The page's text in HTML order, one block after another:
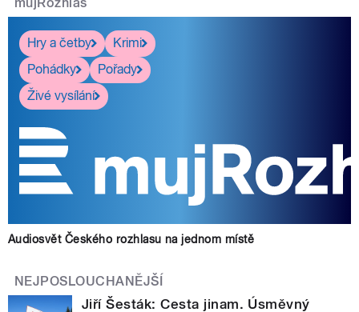
Hry a četby
Krimi
Pohádky
Pořady
Živé vysílání
Audiosvět Českého rozhlasu na jednom místě
NEJPOSLOUCHANĚJŠÍ
Jiří Šesták: Cesta jinam. Úsměvný